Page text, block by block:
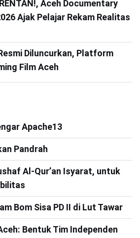
Aceh Documentary
Ajak Pelajar Rekam Realitas
Diluncurkan, Platform
Film Aceh
Apache13
Pandrah
Al-Qur’an Isyarat, untuk
Bom Sisa PD II di Lut Tawar
Bentuk Tim Independen